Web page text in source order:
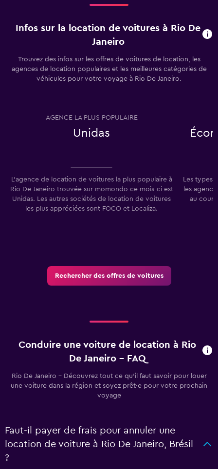
Infos sur la location de voitures à Rio De
Janeiro
Trouvez des infos sur les offres de voitures de location, les
agences de location populaires et les meilleures catégories de
véhicules pour votre voyage à Rio De Janeiro.
AGENCE LA PLUS POPULAIRE
Unidas
L'agence de location de voitures la plus populaire à
Rio De Janeiro trouvée sur momondo ce mois-ci est
Unidas. Les autres sociétés de location de voitures
les plus appréciées sont FOCO et Localiza.
Les types
les
au
Rechercher des offres de voitures
Conduire une voiture de location à Rio
De Janeiro - FAQ
Rio De Janeiro - Découvrez tout ce qu’il faut savoir pour louer
une voiture dans la région et soyez prêt·e pour votre prochain
voyage
Faut-il payer de frais pour annuler une
location de voiture à Rio De Janeiro, Brésil
?